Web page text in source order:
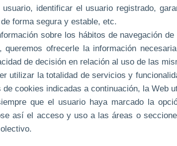
identificar el usuario registrado,
forma segura y estable, etc.
sobre los hábitos de navegación
ofrecerle la información
de decisión en relación al uso de las
utilizar la totalidad de servicios y
cookies indicadas a continuación, la Web
que el usuario haya marcado la
así el acceso y uso a las áreas o